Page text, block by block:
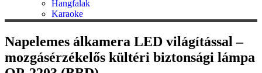
Hangfalak
Karaoke
Napelemes álkamera LED világítással –
mozgásérzékelős kültéri biztonsági lámpa